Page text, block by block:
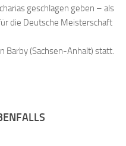
geschlagen geben – als
die Deutsche Meisterschaft
Barby (Sachsen-Anhalt) statt.